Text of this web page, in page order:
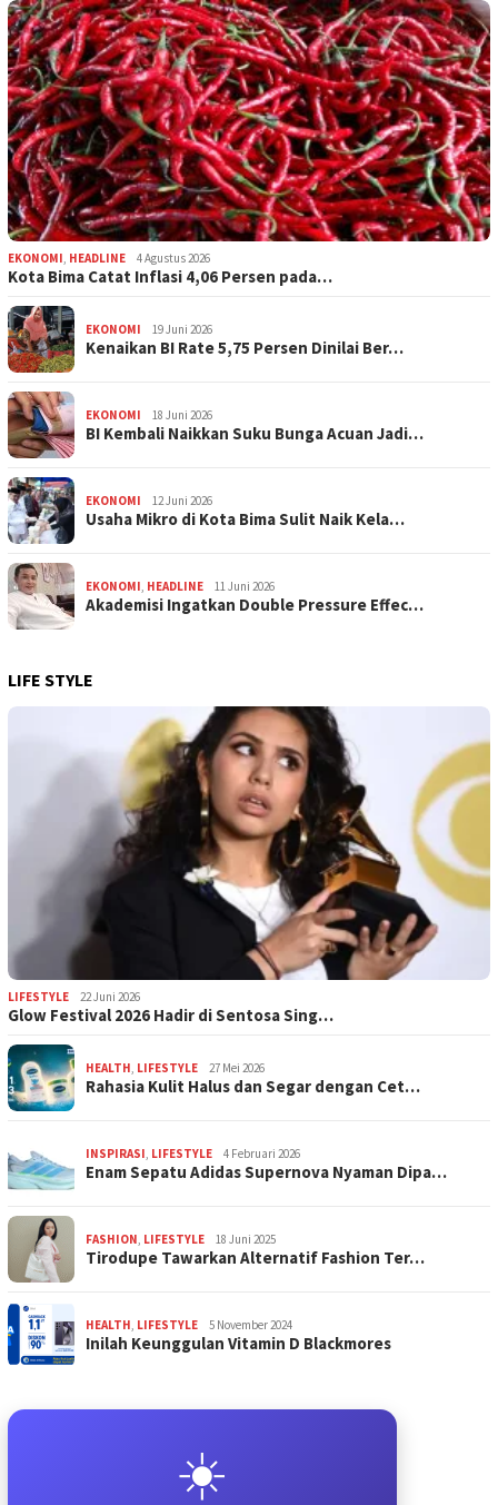
EKONOMI, HEADLINE 4 Agustus 2026
Kota Bima Catat Inflasi 4,06 Persen pada…
EKONOMI 19 Juni 2026
Kenaikan BI Rate 5,75 Persen Dinilai Ber…
EKONOMI 18 Juni 2026
BI Kembali Naikkan Suku Bunga Acuan Jadi…
EKONOMI 12 Juni 2026
Usaha Mikro di Kota Bima Sulit Naik Kela…
EKONOMI, HEADLINE 11 Juni 2026
Akademisi Ingatkan Double Pressure Effec…
LIFE STYLE
LIFESTYLE 22 Juni 2026
Glow Festival 2026 Hadir di Sentosa Sing…
HEALTH LIFESTYLE 27 Mei 2026
Rahasia Kulit Halus dan Segar dengan Cet…
INSPIRASI LIFESTYLE 4 Februari 2026
Enam Sepatu Adidas Supernova Nyaman Dipa…
FASHION LIFESTYLE 18 Juni 2025
Tirodupe Tawarkan Alternatif Fashion Ter…
HEALTH LIFESTYLE 5 November 2024
Inilah Keunggulan Vitamin D Blackmores
☀️